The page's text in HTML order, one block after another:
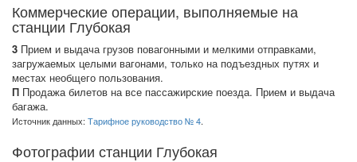
Коммерческие операции, выполняемые на
станции Глубокая
3 Прием и выдача грузов повагонными и мелкими отправками,
загружаемых целыми вагонами, только на подъездных путях и
местах необщего пользования.
П Продажа билетов на все пассажирские поезда. Прием и выдача
багажа.
Источник данных: Тарифное руководство № 4.
Фотографии станции Глубокая